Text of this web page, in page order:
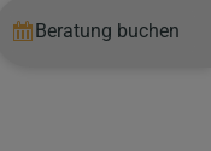
Beratung buchen